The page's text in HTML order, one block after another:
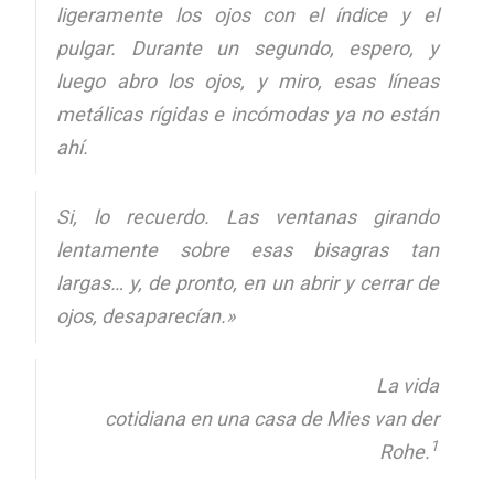
ligeramente los ojos con el índice y el
pulgar. Durante un segundo, espero, y
luego abro los ojos, y miro, esas líneas
metálicas rígidas e incómodas ya no están
ahí.
Si, lo recuerdo. Las ventanas girando
lentamente sobre esas bisagras tan
largas… y, de pronto, en un abrir y cerrar de
ojos, desaparecían.»
La vida
cotidiana en una casa de Mies van der
Rohe. 1